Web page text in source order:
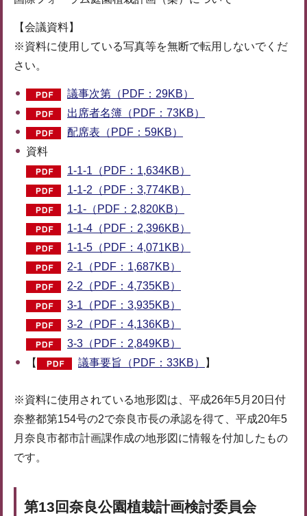
【会議資料】
※資料に使用している写真等を無断で転用しないでくだ
さい。
議事次第（PDF：29KB）
出席者名簿（PDF：73KB）
配席表（PDF：59KB）
資料
1-1-1（PDF：1,634KB）
1-1-2（PDF：3,774KB）
1-1-（PDF：2,820KB）
1-1-4（PDF：2,396KB）
1-1-5（PDF：4,071KB）
2-1（PDF：1,687KB）
2-2（PDF：4,735KB）
3-1（PDF：3,935KB）
3-2（PDF：4,136KB）
3-3（PDF：2,849KB）
【
議事要旨（PDF：33KB） 】
※資料に使用されている地形図は、平成26年5月20日付
奈整都第154号の2で奈良市長の承認を得て、平成20年5
月奈良市都市計画課作成の地形図に情報を付加したもの
です。
第13回奈良公園植栽計画検討委員会